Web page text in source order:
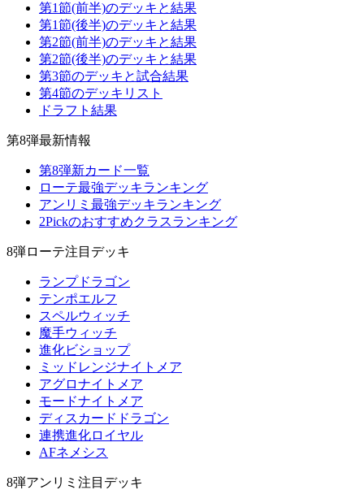
第1節(前半)のデッキと結果
第1節(後半)のデッキと結果
第2節(前半)のデッキと結果
第2節(後半)のデッキと結果
第3節のデッキと試合結果
第4節のデッキリスト
ドラフト結果
第8弾最新情報
第8弾新カード一覧
ローテ最強デッキランキング
アンリミ最強デッキランキング
2Pickのおすすめクラスランキング
8弾ローテ注目デッキ
ランプドラゴン
テンポエルフ
スペルウィッチ
魔手ウィッチ
進化ビショップ
ミッドレンジナイトメア
アグロナイトメア
モードナイトメア
ディスカードドラゴン
連携進化ロイヤル
AFネメシス
8弾アンリミ注目デッキ